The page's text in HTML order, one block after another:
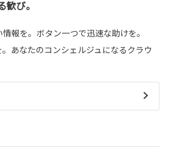
び。
報を。ボタン一つで迅速な助けを。
あなたのコンシェルジュになるクラウ